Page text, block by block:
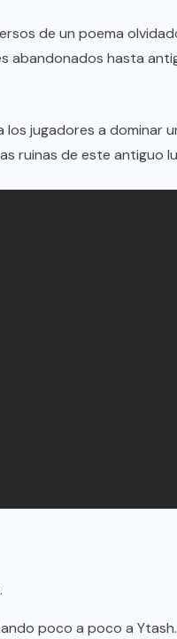
de un poema
abandonados hasta
jugadores a dominar
ruinas de este antiguo
poco a poco a Ytash.